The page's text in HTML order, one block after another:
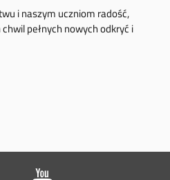
i naszym uczniom radość,
pełnych nowych odkryć i